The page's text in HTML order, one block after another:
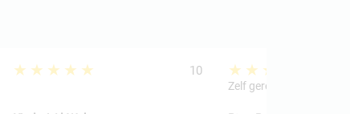
★★★★★ 10 ★★★★★
Zelf geregeld